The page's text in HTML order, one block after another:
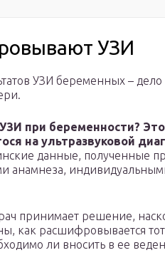
УЗИ
УЗИ беременных –
при беременности? Это
на ультразвуковой
данные, полученные
анамнеза,
принимает решение,
как расшифровывается
ли вносить в ее